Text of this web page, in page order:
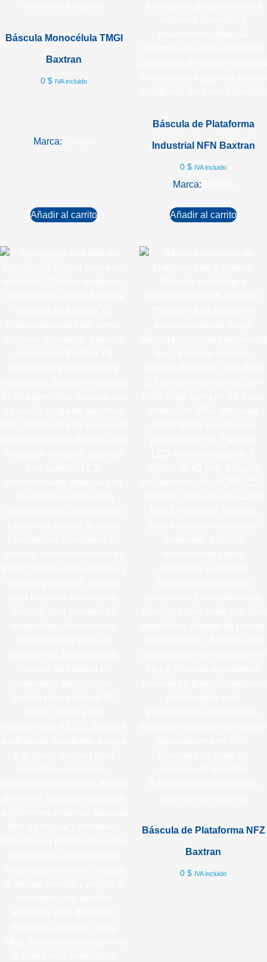
Báscula Monocélula TMGI
Baxtran
0 $ IVA incluido
Marca:
Añadir al carrito
Báscula de Plataforma
Industrial NFN Baxtran
0 $ IVA incluido
Marca:
Añadir al carrito
Báscula de Plataforma NFZ
Baxtran
0 $ IVA incluido